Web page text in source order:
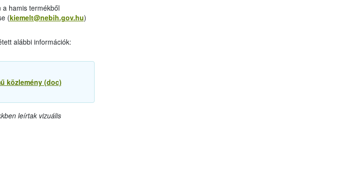
a hamis termékből
(kiemelt@nebih.gov.hu)
alábbi információk:
közlemény (doc)
leírtak vizuális